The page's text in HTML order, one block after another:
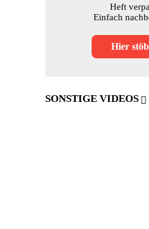
Heft
Einfach
Hier
SONSTIGE VIDEOS